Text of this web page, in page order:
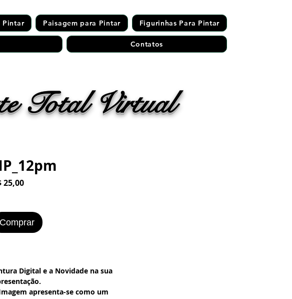
Pintar Paisagem para Pintar Figurinhas Para Pintar
Contatos
Total Virtual
25,00Preço
Comprar
Digital e a Novidade na sua
apresenta-se como um